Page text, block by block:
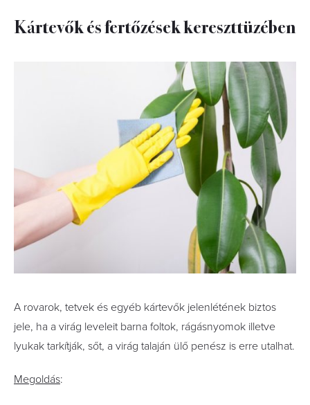
Kártevők és fertőzések kereszttüzében
A rovarok, tetvek és egyéb kártevők jelenlétének biztos
jele, ha a virág leveleit barna foltok, rágásnyomok illetve
lyukak tarkítják, sőt, a virág talaján ülő penész is erre utalhat.
Megoldás: